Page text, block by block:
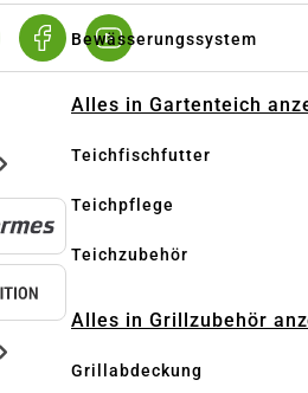
Bewässerungssystem
Alles in Gartenteich
Teichfischfutter
Teichpflege
Teichzubehör
Alles in Grillzubehör
Grillabdeckung